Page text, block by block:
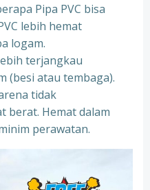
Pipa PVC bisa
lebih hemat
logam.
terjangkau
(besi atau tembaga).
tidak
berat. Hemat dalam
perawatan.